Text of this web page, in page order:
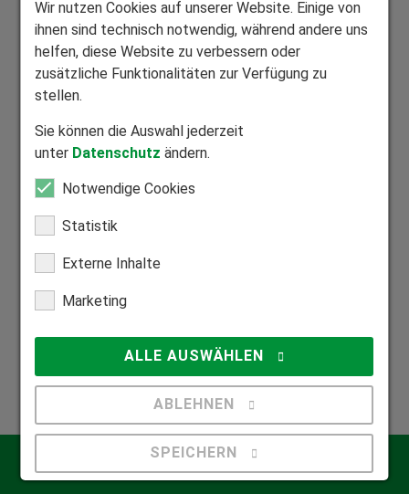
Exklusive Bauelemente aus vier zertifizierten Werken
Wir fertigen alle Produkte individuell auf Maß.
Mitglied Bundesverband Direktvertrieb
Seriöser Direktvertrieb zum Nutzen unserer Kunden.
Mitglied Bundesverband Rollladen und Sonnenschutz
Zuhause in der Rollladen- und Sonnenschutzbranche.
Kontakt
Wir nutzen Cookies auf unserer Website. Einige von
ihnen sind technisch notwendig, während andere uns
helfen, diese Website zu verbessern oder
zusätzliche Funktionalitäten zur Verfügung zu
stellen.
Sie können die Auswahl jederzeit
unter Datenschutz ändern.
Notwendige Cookies
Statistik
Externe Inhalte
Marketing
ALLE AUSWÄHLEN
ABLEHNEN
SPEICHERN